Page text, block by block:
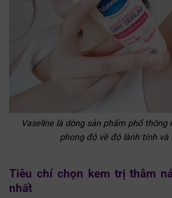
Vaseline là dòng sản phẩm phổ
phong độ về độ lành tính và
Tiêu chí chọn kem trị thâm
nhất